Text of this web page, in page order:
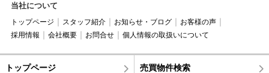
当社について
トップページ スタッフ紹介 お知らせ・ブログ
お客様の声
採用情報
会社概要 お問合せ 個人情報の取扱いについて
トップページ 売買物件検索